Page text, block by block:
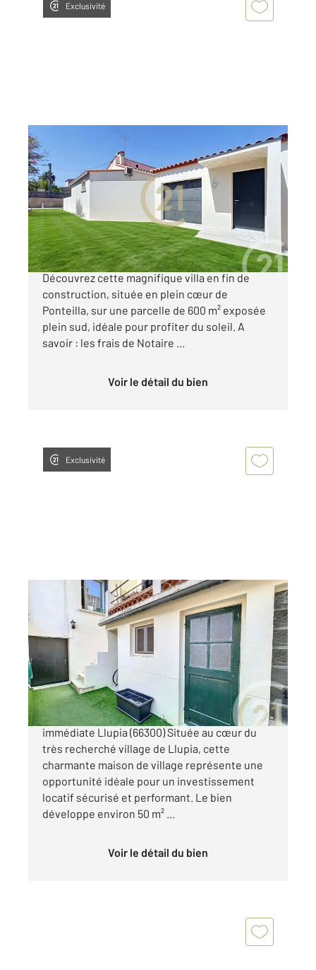
Exclusivité
PONTEILLA 66
125,82 m
, 4 pièces
Ref : 714
Maison à vendre
415 000 €
.**À vendre : Villa sur Ponteilla (66300)**
Découvrez cette magnifique villa en fin de
construction, située en plein cœur de
Ponteilla, sur une parcelle de 600 m² exposée
plein sud, idéale pour profiter du soleil. A
savoir : les frais de Notaire ...
Voir le détail du bien
Exclusivité
LLUPIA 66
44,40 m2, 2 pièces
Ref : 845
Maison à vendre
120 000 €
Investissement locatif clé en main Rentabilité
immédiate Llupia (66300) Située au cœur du
très recherché village de Llupia, cette
charmante maison de village représente une
opportunité idéale pour un investissement
locatif sécurisé et performant. Le bien
développe environ 50 m² ...
Voir le détail du bien